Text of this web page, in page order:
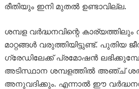
രീതിയും ഇനി മുതൽ ഉണ്ടാവില്ല.
ശമ്പള വർദ്ധനവിന്റെ
മാറ്റങ്ങൾ വരുത്തിയിട്ടുണ്ട്. പുതിയ
ഗ്രേഡിലേക്ക് പ്രമോഷൻ
അടിസ്ഥാന ശമ്പളത്തിൽ അഞ്ച്
അനുവദിക്കും. എന്നാൽ ഈ